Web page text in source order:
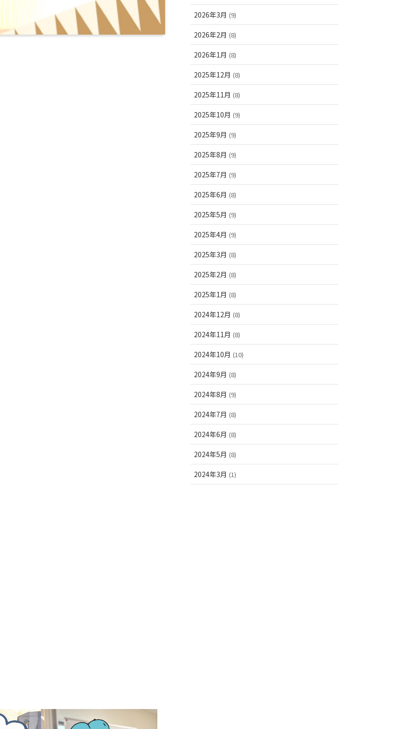
2026年3月 (9)
2026年2月 (8)
2026年1月 (8)
2025年12月 (8)
2025年11月 (8)
2025年10月 (9)
2025年9月 (9)
2025年8月 (9)
2025年7月 (9)
2025年6月 (8)
2025年5月 (9)
2025年4月 (9)
2025年3月 (8)
2025年2月 (8)
2025年1月 (8)
2024年12月 (8)
2024年11月 (8)
2024年10月 (10)
2024年9月 (8)
2024年8月 (9)
2024年7月 (8)
2024年6月 (8)
2024年5月 (8)
2024年3月 (1)